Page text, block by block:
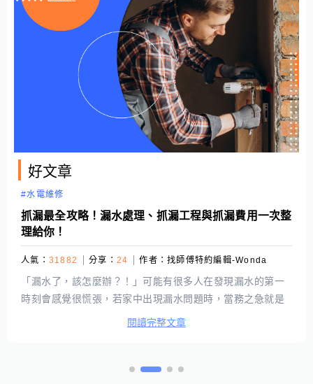
好文章
#水電維修
抓漏最全攻略！漏水處理、抓漏工程與抓漏費用一次整
理給你！
人氣： 31882 分享： 24 作者： 找師傅特約編輯-Wonda
「漏水了，該怎麼辦？！」可能有很多人在發現漏水的第一
時刻會感覺很慌張，若家中出現漏水問題時，當務之急就是
先透過抓漏找出漏水點，再對症下藥，才能有效從根源防堵
這個疑問，因此本篇將針對漏水可能需要的費用進行整理，
閱讀完整文章